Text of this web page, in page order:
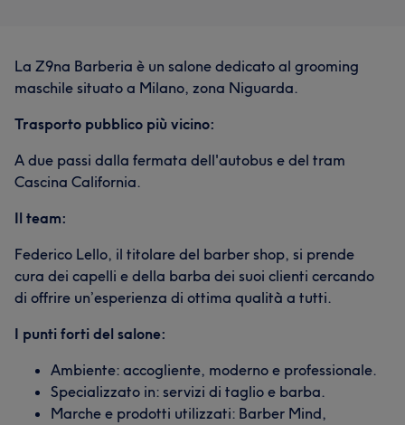
La Z9na Barberia è un salone dedicato al grooming
maschile situato a Milano, zona Niguarda.
Trasporto pubblico più vicino:
A due passi dalla fermata dell'autobus e del tram
Cascina California.
Il team:
Federico Lello, il titolare del barber shop, si prende
cura dei capelli e della barba dei suoi clienti cercando
di offrire un’esperienza di ottima qualità a tutti.
I punti forti del salone:
Ambiente: accogliente, moderno e professionale.
Specializzato in: servizi di taglio e barba.
Marche e prodotti utilizzati: Barber Mind,